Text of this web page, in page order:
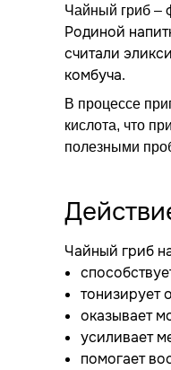
Чайный гриб –
Родиной
считали
комбуча.
В процессе
кислота, что
полезными
Чайный гриб
тонизирует
оказывает
усиливает
помогает